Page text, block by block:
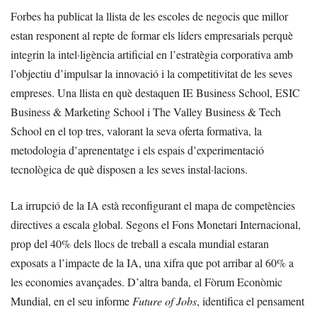
Forbes ha publicat la llista de les escoles de negocis que millor
estan responent al repte de formar els líders empresarials perquè
integrin la intel·ligència artificial en l’estratègia corporativa amb
l’objectiu d’impulsar la innovació i la competitivitat de les seves
empreses. Una llista en què destaquen IE Business School, ESIC
Business & Marketing School i The Valley Business & Tech
School en el top tres, valorant la seva oferta formativa, la
metodologia d’aprenentatge i els espais d’experimentació
tecnològica de què disposen a les seves instal·lacions.
La irrupció de la IA està reconfigurant el mapa de competències
directives a escala global. Segons el Fons Monetari Internacional,
prop del 40% dels llocs de treball a escala mundial estaran
exposats a l’impacte de la IA, una xifra que pot arribar al 60% a
les economies avançades. D’altra banda, el Fòrum Econòmic
Mundial, en el seu informe Future of Jobs, identifica el pensament